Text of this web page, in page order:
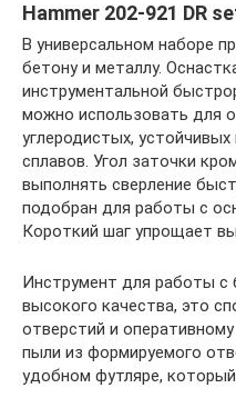
Hammer 202-921 DR
В универсальном наборе
бетону и металлу.
инструментальной
можно использовать для
углеродистых,
сплавов. Угол заточки
выполнять сверление
подобран для работы с
Короткий шаг упрощает
Инструмент для работы
высокого качества, это
отверстий и
пыли из формируемого
удобном футляре,